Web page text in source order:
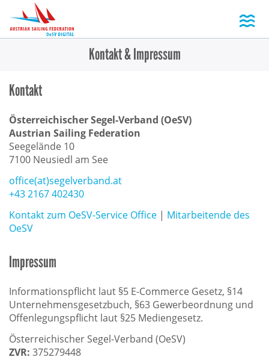
Kontakt & Impressum
Kontakt
Österreichischer Segel-Verband (OeSV)
Austrian Sailing Federation
Seegelände 10
7100 Neusiedl am See
office(at)segelverband.at
+43 2167 402430
Kontakt zum OeSV-Service Office | Mitarbeitende des
OeSV
Impressum
Informationspflicht laut §5 E-Commerce Gesetz, §14
Unternehmensgesetzbuch, §63 Gewerbeordnung und
Offenlegungspflicht laut §25 Mediengesetz.
Österreichischer Segel-Verband (OeSV)
ZVR: 375279448